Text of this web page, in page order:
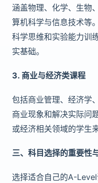
涵盖物理、化学、生物
算机科学与信息技术等
科学思维和实验能力训
实基础。
3. 商业与经济类课程
包括商业管理、经济学
商业现象和解决实际问
或经济相关领域的学生
三、科目选择的重要性
选择适合自己的A-